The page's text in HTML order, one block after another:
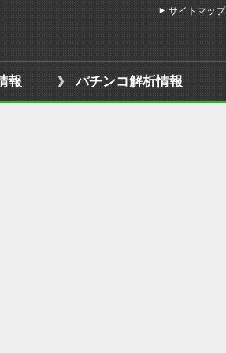
報 パチンコ解析情報
サイトマップ